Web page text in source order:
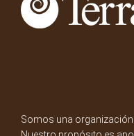
Somos una organización